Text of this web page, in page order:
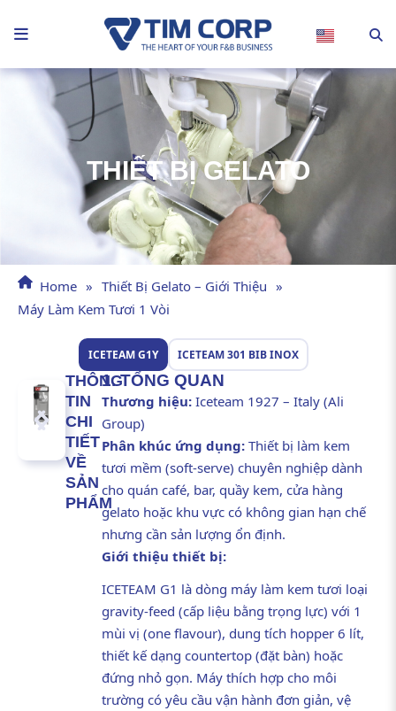
tới
dung
THIẾT BỊ GELATO
Home » Thiết Bị Gelato – Giới Thiệu »
Máy Làm Kem Tươi 1 Vòi
ICETEAM G1Y ICETEAM 301 BIB INOX
THÔNG
TIN
CHI
TIẾT
VỀ
SẢN
PHẨM
1. TỔNG QUAN
Thương hiệu: Iceteam 1927 – Italy (Ali
Group)
Phân khúc ứng dụng: Thiết bị làm kem
tươi mềm (soft-serve) chuyên nghiệp dành
cho quán café, bar, quầy kem, cửa hàng
gelato hoặc khu vực có không gian hạn chế
nhưng cần sản lượng ổn định.
Giới thiệu thiết bị:
ICETEAM G1 là dòng máy làm kem tươi loại
gravity-feed (cấp liệu bằng trọng lực) với 1
mùi vị (one flavour), dung tích hopper 6 lít,
thiết kế dạng countertop (đặt bàn) hoặc
đứng nhỏ gọn. Máy thích hợp cho môi
trường có yêu cầu vận hành đơn giản, vệ